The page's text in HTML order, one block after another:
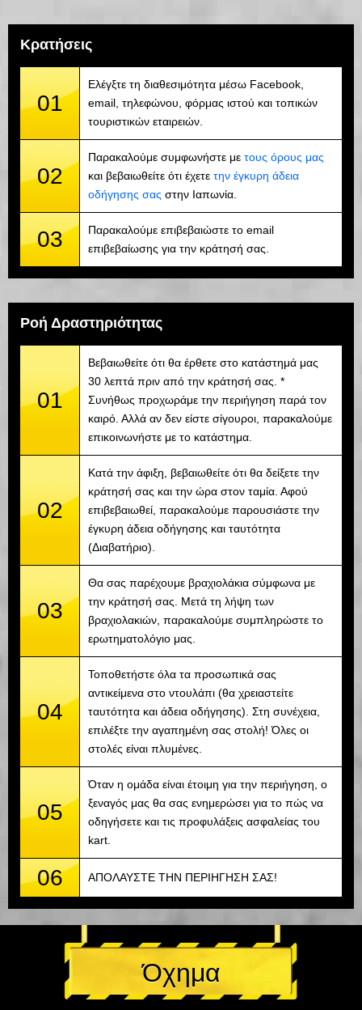
Κρατήσεις
01
Ελέγξτε τη διαθεσιμότητα μέσω Facebook,
email, τηλεφώνου, φόρμας ιστού και τοπικών
τουριστικών εταιρειών.
02
Παρακαλούμε συμφωνήστε με τους όρους μας
και βεβαιωθείτε ότι έχετε την έγκυρη άδεια
οδήγησης σας στην Ιαπωνία.
03
Παρακαλούμε επιβεβαιώστε το email
επιβεβαίωσης για την κράτησή σας.
Ροή Δραστηριότητας
01
Βεβαιωθείτε ότι θα έρθετε στο κατάστημά μας
30 λεπτά πριν από την κράτησή σας. *
Συνήθως προχωράμε την περιήγηση παρά τον
καιρό. Αλλά αν δεν είστε σίγουροι, παρακαλούμε
επικοινωνήστε με το κατάστημα.
02
Κατά την άφιξη, βεβαιωθείτε ότι θα δείξετε την
κράτησή σας και την ώρα στον ταμία. Αφού
επιβεβαιωθεί, παρακαλούμε παρουσιάστε την
έγκυρη άδεια οδήγησης και ταυτότητα
(Διαβατήριο).
03
Θα σας παρέχουμε βραχιολάκια σύμφωνα με
την κράτησή σας. Μετά τη λήψη των
βραχιολακιών, παρακαλούμε συμπληρώστε το
ερωτηματολόγιο μας.
04
Τοποθετήστε όλα τα προσωπικά σας
αντικείμενα στο ντουλάπι (θα χρειαστείτε
ταυτότητα και άδεια οδήγησης). Στη συνέχεια,
επιλέξτε την αγαπημένη σας στολή! Όλες οι
στολές είναι πλυμένες.
05
Όταν η ομάδα είναι έτοιμη για την περιήγηση, ο
ξεναγός μας θα σας ενημερώσει για το πώς να
οδηγήσετε και τις προφυλάξεις ασφαλείας του
kart.
06 ΑΠΟΛΑΥΣΤΕ ΤΗΝ ΠΕΡΙΗΓΗΣΗ ΣΑΣ!
Όχημα